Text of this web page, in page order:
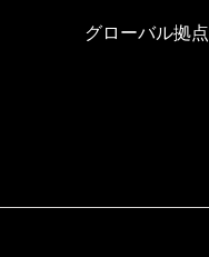
グローバル拠点